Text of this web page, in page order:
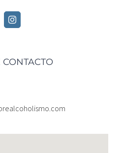
com